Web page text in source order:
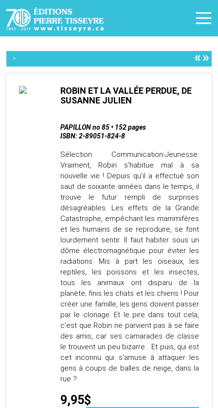
> «»
ROBIN ET LA VALLÉE PERDUE, DE
SUSANNE JULIEN
PAPILLON no 85 • 152 pages
ISBN: 2-89051-824-8
Sélection Communication-Jeunesse.
Vraiment, Robin s'habitue mal à sa
nouvelle vie ! Depuis qu'il a effectué son
saut de soixante années dans le temps, il
trouve le futur rempli de surprises
désagréables. Les effets de la Grande
Catastrophe, empêchant les mammifères
et les humains de se reproduire, se font
lourdement sentir. Il faut habiter sous un
dôme électromagnétique pour éviter les
radiations. Mis à part les oiseaux, les
reptiles, les poissons et les insectes,
tous les animaux ont disparu de la
planète; finis les chats et les chiens ! Pour
créer une famille, les gens doivent passer
par le clonage. Et le pire dans tout cela,
c'est que Robin ne parvient pas à se faire
des amis, car ses camarades de classe
le trouvent un peu bizarre... Et puis, qui est
cet inconnu qui s'amuse à attaquer les
gens à coups de balles de neige, dans la
rue ?
9,95$